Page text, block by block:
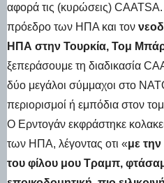
αφορά τις (κυρώσεις)
πρόεδρο των ΗΠΑ και τον
ΗΠΑ στην Τουρκία, Τομ
ξεπεράσουμε τη διαδικασία
δύο μεγάλοι σύμμαχοι στο
περιορισμοί ή εμπόδια στον
Ο Ερντογάν εκφράστηκε
των ΗΠΑ, λέγοντας οτι «με
του φίλου μου Τραμπ,